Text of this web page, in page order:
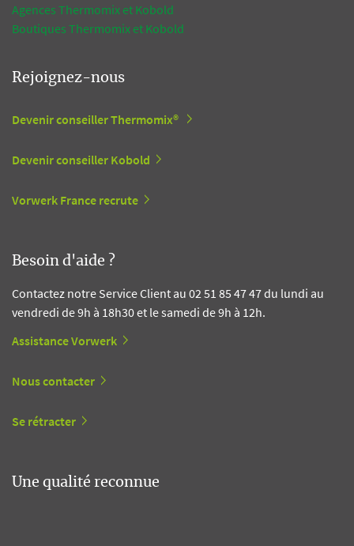
Agences Thermomix et Kobold
Boutiques Thermomix et Kobold
Rejoignez-nous
Devenir conseiller Thermomix®
Devenir conseiller Kobold
Vorwerk France recrute
Besoin d'aide ?
Contactez notre Service Client au 02 51 85 47 47 du lundi au
vendredi de 9h à 18h30 et le samedi de 9h à 12h.
Assistance Vorwerk
Nous contacter
Se rétracter
Une qualité reconnue